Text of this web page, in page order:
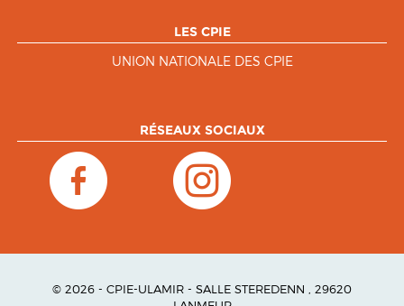
LES CPIE
UNION NATIONALE DES CPIE
RÉSEAUX SOCIAUX
© 2026 - CPIE-ULAMIR - SALLE STEREDENN , 29620